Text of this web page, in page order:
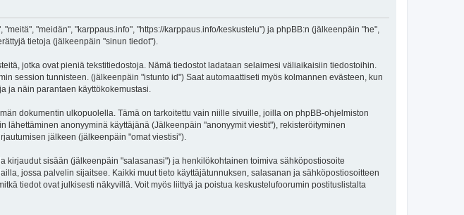
"meidän", "karppaus.info", "https://karppaus.info/keskustelu") ja phpBB:n (jälkeenpäin "he",
tietoja (jälkeenpäin "sinun tiedot").
jotka ovat pieniä tekstitiedostoja. Nämä tiedostot ladataan selaimesi väliaikaisiin tiedostoihin.
session tunnisteen. (jälkeenpäin "istunto id") Saat automaattiseti myös kolmannen evästeen, kun
ja näin parantaen käyttökokemustasi.
dokumentin ulkopuolella. Tämä on tarkoitettu vain niille sivuille, joilla on phpBB-ohjelmiston
lähettäminen anonyyminä käyttäjänä (Jälkeenpäin "anonyymit viestit"), rekisteröityminen
jälkeen (jälkeenpäin "omat viestisi").
sisään (jälkeenpäin "salasanasi") ja henkilökohtainen toimiva sähköpostiosoite
jossa palvelin sijaitsee. Kaikki muut tieto käyttäjätunnuksen, salasanan ja sähköpostiosoitteen
tiedot ovat julkisesti näkyvillä. Voit myös liittyä ja poistua keskustelufoorumin postituslistalta